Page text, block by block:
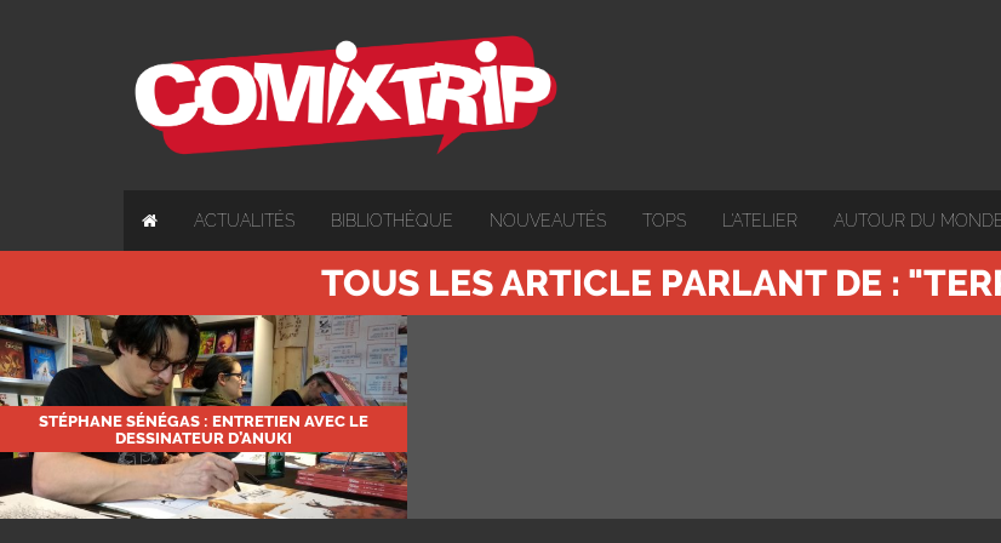
ACTUALITÉS BIBLIOTHÈQUE NOUVEAUTÉS TOPS L'ATELIER AUTOUR DU
TOUS LES ARTICLE PARLANT DE :
STÉPHANE SÉNÉGAS : ENTRETIEN AVEC LE
DESSINATEUR D’ANUKI